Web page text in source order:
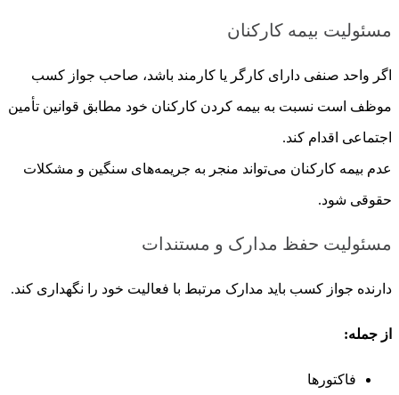
مسئولیت بیمه کارکنان
اگر واحد صنفی دارای کارگر یا کارمند باشد، صاحب جواز کسب
موظف است نسبت به بیمه کردن کارکنان خود مطابق قوانین تأمین
اجتماعی اقدام کند.
عدم بیمه کارکنان می‌تواند منجر به جریمه‌های سنگین و مشکلات
حقوقی شود.
مسئولیت حفظ مدارک و مستندات
دارنده جواز کسب باید مدارک مرتبط با فعالیت خود را نگهداری کند.
از جمله:
فاکتورها